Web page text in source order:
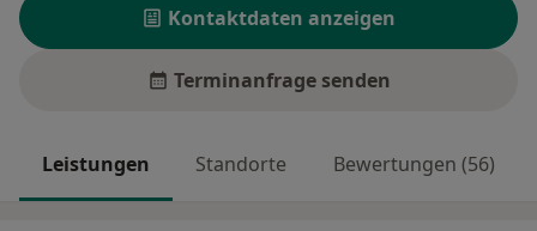
Kontaktdaten anzeigen
Terminanfrage senden
Leistungen Standorte Bewertungen (56)